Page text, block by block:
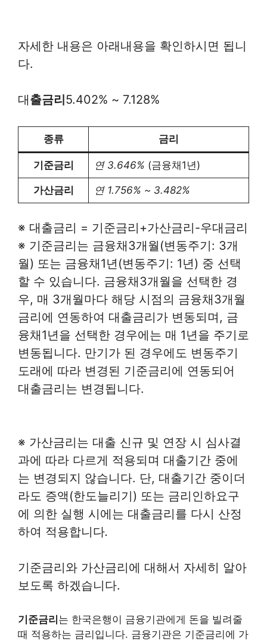
자세한 내용은 아래내용을 확인하시면 됩니
다.
대출금리5.402% ~ 7.128%
종류 금리
기준금리 연 3.646% (금융채1년)
가산금리 연 1.756% ~ 3.482%
※ 대출금리 = 기준금리+가산금리-우대금리
※ 기준금리는 금융채3개월(변동주기: 3개
월) 또는 금융채1년(변동주기: 1년) 중 선택
할 수 있습니다. 금융채3개월을 선택한 경
우, 매 3개월마다 해당 시점의 금융채3개월
금리에 연동하여 대출금리가 변동되며, 금
융채1년을 선택한 경우에는 매 1년을 주기로
변동됩니다. 만기가 된 경우에도 변동주기
도래에 따라 변경된 기준금리에 연동되어
대출금리는 변경됩니다.
※ 가산금리는 대출 신규 및 연장 시 심사결
과에 따라 다르게 적용되며 대출기간 중에
는 변경되지 않습니다. 단, 대출기간 중이더
라도 증액(한도늘리기) 또는 금리인하요구
에 의한 실행 시에는 대출금리를 다시 산정
하여 적용합니다.
기준금리와 가산금리에 대해서 자세히 알아
보도록 하겠습니다.
기준금리는 한국은행이 금융기관에게 돈을 빌려줄
때 적용하는 금리입니다. 금융기관은 기준금리에 가